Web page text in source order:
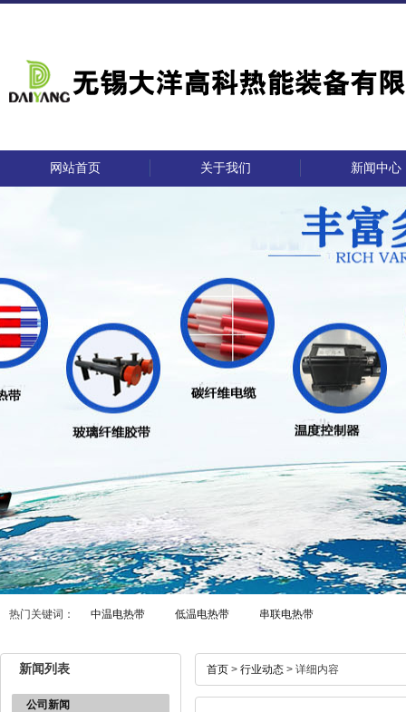
网站首页 关于我们 新闻中心
热门关键词： 中温电热带 低温电热带 串联电热带
新闻列表
公司新闻
首页 > 行业动态 > 详细内容